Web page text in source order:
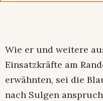
Wie er und weitere
Einsatzkräfte am
erwähnten, sei die
nach Sulgen